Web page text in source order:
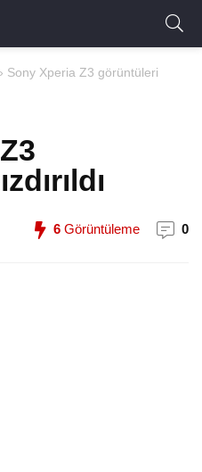
Sony Xperia Z3 görüntüleri
6 Görüntüleme 0